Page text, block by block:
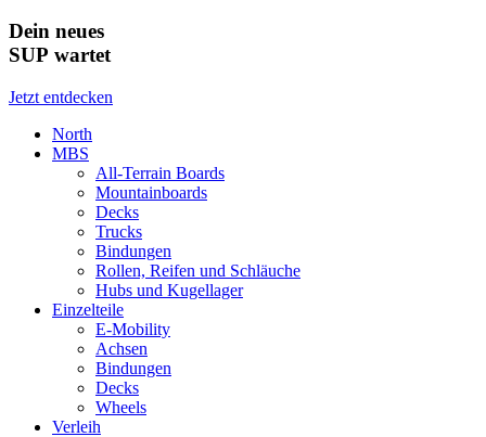
Dein neues
SUP wartet
Jetzt entdecken
North
MBS
All-Terrain Boards
Mountainboards
Decks
Trucks
Bindungen
Rollen, Reifen und Schläuche
Hubs und Kugellager
Einzelteile
E-Mobility
Achsen
Bindungen
Decks
Wheels
Verleih